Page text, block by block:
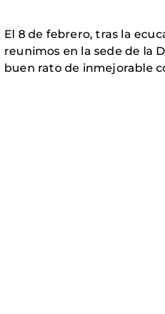
El 8 de febrero, tras la
reunimos en la sede de la
buen rato de inmejorable